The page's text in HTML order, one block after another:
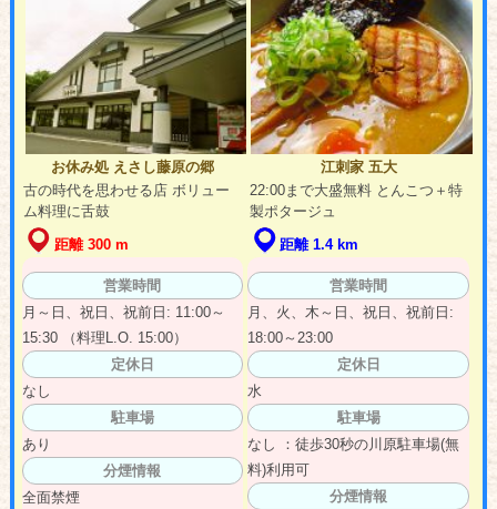
お休み処 えさし藤原の郷
古の時代を思わせる店 ボリュー
ム料理に舌鼓
距離 300 m
営業時間
月～日、祝日、祝前日: 11:00～
15:30 （料理L.O. 15:00）
定休日
なし
駐車場
あり
分煙情報
全面禁煙
江刺家 五大
22:00まで大盛無料 とんこつ＋特
製ポタージュ
距離 1.4 km
営業時間
月、火、木～日、祝日、祝前日:
18:00～23:00
定休日
水
駐車場
なし ：徒歩30秒の川原駐車場(無
料)利用可
分煙情報